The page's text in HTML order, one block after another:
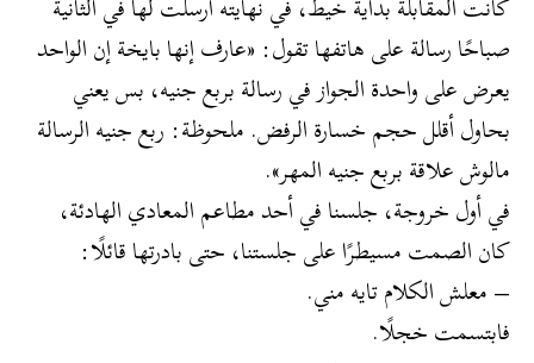
صباحًا رسالة على هاتفها تقول: «عارف إنها بايخة إن الواحد
يعرض على واحدة الجواز في رسالة بربع جنيه، بس يعني
بحاول أقلل حجم خسارة الرفض. ملحوظة: ربع جنيه الرسالة
مالوش علاقة بربع جنيه المهر».
في أول خروجة، جلسنا في أحد مطاعم المعادي الهادئة،
كان الصمت مسيطرًا على جلستنا، حتى بادرتها قائلًا:
– معلش الكلام تايه مني.
فابتسمت خجلًا.